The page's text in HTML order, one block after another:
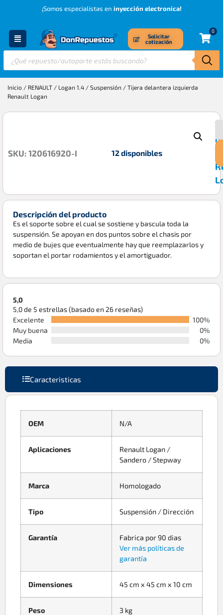
¡Somos especialistas en inyección electronica!
Solicitar
cotización
0
Inicio / RENAULT / Logan 1.4 / Suspensión / Tijera delantera izquierda
Renault Logan
SKU: 120616920-I 12 disponibles
Descripción del producto
Es el soporte sobre el cual se sostiene y bascula toda la
suspensión. Se apoyan en dos puntos sobre el chasis por
medio de bujes que eventualmente hay que reemplazarlos y
soportan el portar rodamientos y el amortiguador.
5,0
5,0 de 5 estrellas (basado en 26 reseñas)
Excelente
100%
Muy buena
0%
Media
0%
Caracteristicas
OEM N/A
Aplicaciones
Renault Logan /
Sandero / Stepway
Marca Homologado
Tipo Suspensión / Dirección
Garantía
Fabrica por 90 dias
Ver más políticas de
garantía
Dimensiones 45 cm x 45 cm x 10 cm
Peso 3 kg